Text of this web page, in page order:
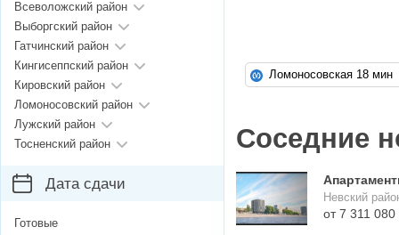
Ломоносовская 18 мин
Соседние
Невский
от 7 311 080
Всеволожский район
Выборгский район
Гатчинский район
Кингисеппский район
Кировский район
Ломоносовский район
Лужский район
Тосненский район
Дата сдачи
Готовые